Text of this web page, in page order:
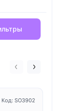
Код: SO3902